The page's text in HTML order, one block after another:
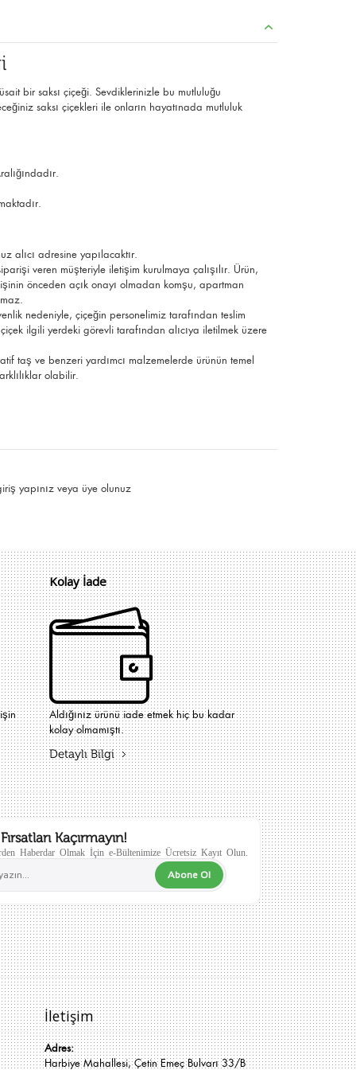
bir saksı çiçeği. Sevdiklerinizle bu mutluluğu
saksı çiçekleri ile onların hayatınada mutluluk
alıcı adresine yapılacaktır.
veren müşteriyle iletişim kurulmaya çalışılır. Ürün,
önceden açık onayı olmadan komşu, apartman
nedeniyle, çiçeğin personelimiz tarafından teslim
ilgili yerdeki görevli tarafından alıcıya iletilmek üzere
taş ve benzeri yardımcı malzemelerde ürünün temel
olabilir.
yapınız veya üye olunuz
Kolay İade
Aldığınız ürünü iade etmek hiç bu kadar
kolay olmamıştı.
Detaylı Bilgi
Fırsatları Kaçırmayın!
Haberdar Olmak İçin e-Bültenimize Ücretsiz Kayıt Olun.
Abone Ol
İletişim
Adres:
Harbiye Mahallesi, Çetin Emeç Bulvarı 33/B